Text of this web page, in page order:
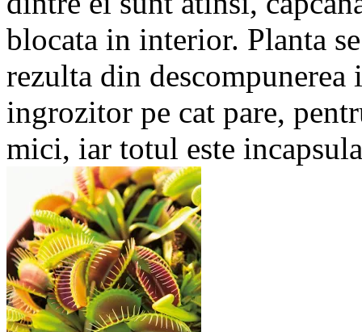
blocata in interior. Planta
rezulta din descompunerea
ingrozitor pe cat pare,
mici, iar totul este